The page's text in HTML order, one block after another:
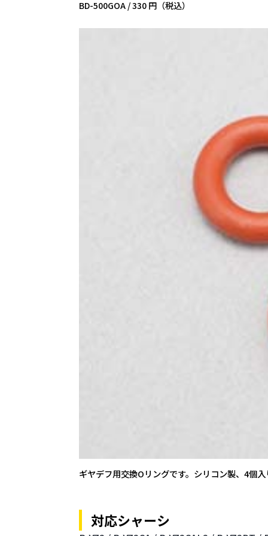
BD-500GOA /330 円（税込）
ギヤデフ用交換Oリングです。シリコン製、4個
対応シャーシ